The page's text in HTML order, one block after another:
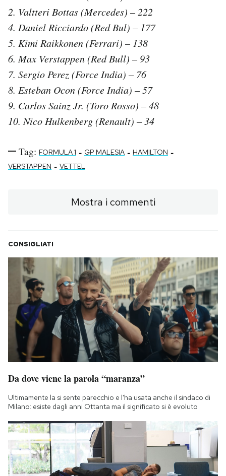
2. Valtteri Bottas (Mercedes) – 222
4. Daniel Ricciardo (Red Bul) – 177
5. Kimi Raikkonen (Ferrari) – 138
6. Max Verstappen (Red Bull) – 93
7. Sergio Perez (Force India) – 76
8. Esteban Ocon (Force India) – 57
9. Carlos Sainz Jr. (Toro Rosso) – 48
10. Nico Hulkenberg (Renault) – 34
Tag: FORMULA 1 - GP MALESIA - HAMILTON -
VERSTAPPEN - VETTEL
Mostra i commenti
CONSIGLIATI
Da dove viene la parola “maranza”
Ultimamente la si sente parecchio e l'ha usata anche il sindaco di
Milano: esiste dagli anni Ottanta ma il significato si è evoluto